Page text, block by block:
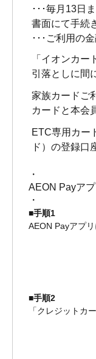
･･･毎月13日
書面にて手続
･･･ご利用の
「イオンカ
引落としに間
家族カードご
カードと本会
ETC専用カー
ド）の登録口
・
AEON Payア
・
■手順1
AEON Payアプ
■手順2
「クレジットカ